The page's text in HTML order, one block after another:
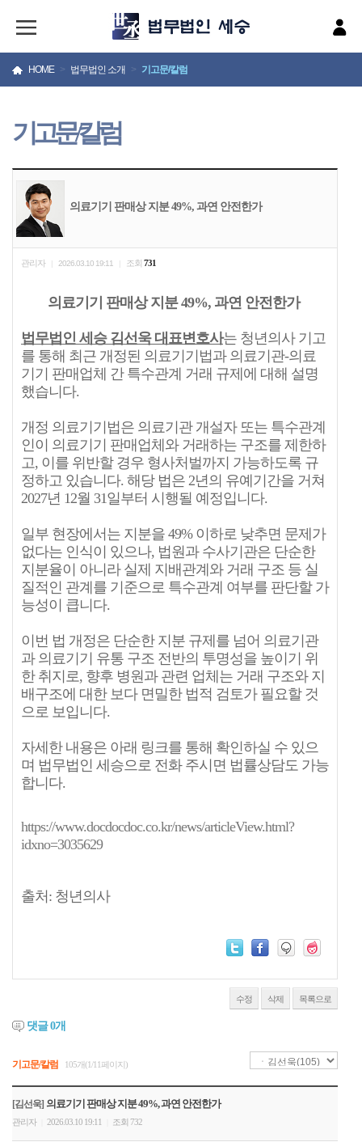
HOME > 법무법인 소개 > 기고문/칼럼
기고문/칼럼
의료기기 판매상 지분 49%, 과연 안전한가
관리자 2026.03.10 19:11 조회 731
의료기기 판매상 지분 49%, 과연 안전한가
법무법인 세승 김선욱 대표변호사는 청년의사 기고
를 통해 최근 개정된 의료기기법과 의료기관-의료
기기 판매업체 간 특수관계 거래 규제에 대해 설명
했습니다.
개정 의료기기법은 의료기관 개설자 또는 특수관계
인이 의료기기 판매업체와 거래하는 구조를 제한하
고, 이를 위반할 경우 형사처벌까지 가능하도록 규
정하고 있습니다. 해당 법은 2년의 유예기간을 거쳐
2027년 12월 31일부터 시행될 예정입니다.
일부 현장에서는 지분을 49% 이하로 낮추면 문제가
없다는 인식이 있으나, 법원과 수사기관은 단순한
지분율이 아니라 실제 지배관계와 거래 구조 등 실
질적인 관계를 기준으로 특수관계 여부를 판단할 가
능성이 큽니다.
이번 법 개정은 단순한 지분 규제를 넘어 의료기관
과 의료기기 유통 구조 전반의 투명성을 높이기 위
한 취지로, 향후 병원과 관련 업체는 거래 구조와 지
배구조에 대한 보다 면밀한 법적 검토가 필요할 것
으로 보입니다.
자세한 내용은 아래 링크를 통해 확인하실 수 있으
며 법무법인 세승으로 전화 주시면 법률상담도 가능
합니다.
https://www.docdocdoc.co.kr/news/articleView.html?
idxno=3035629
출처: 청년의사
수정 삭제 목록으로
댓글0개
기고문/칼럼 105개(1/11페이지)
[김선욱] 의료기기 판매상 지분 49%, 과연 안전한가
관리자 2026.03.10 19:11 조회 732